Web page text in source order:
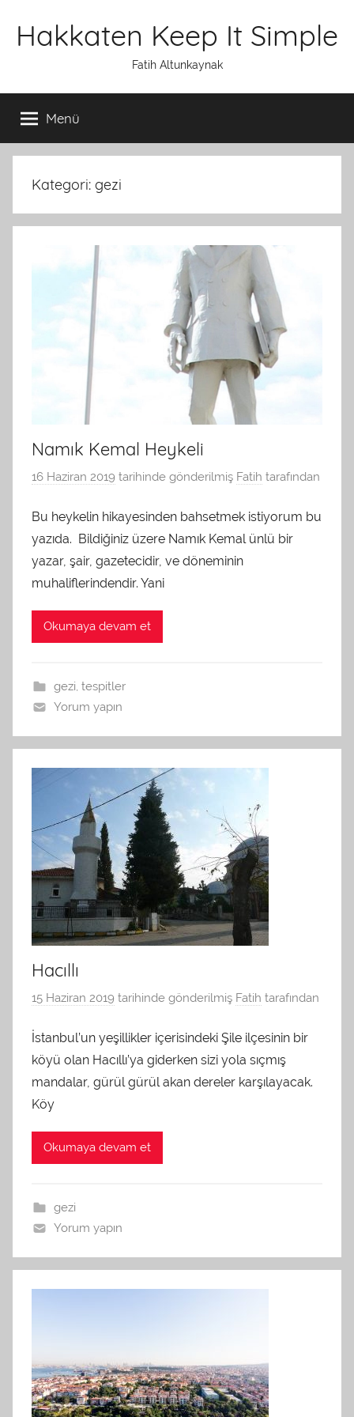
atlaHakkaten Keep It Simple
Fatih Altunkaynak
Menü
Kategori: gezi
Namık Kemal Heykeli
16 Haziran 2019 tarihinde gönderilmiş Fatih tarafından
Bu heykelin hikayesinden bahsetmek istiyorum bu
yazıda. Bildiğiniz üzere Namık Kemal ünlü bir
yazar, şair, gazetecidir, ve döneminin
muhaliflerindendir. Yani
Okumaya devam et
gezi, tespitler
Yorum yapın
Hacıllı
15 Haziran 2019 tarihinde gönderilmiş Fatih tarafından
İstanbul’un yeşillikler içerisindeki Şile ilçesinin bir
köyü olan Hacıllı’ya giderken sizi yola sıçmış
mandalar, gürül gürül akan dereler karşılayacak.
Köy
Okumaya devam et
gezi
Yorum yapın